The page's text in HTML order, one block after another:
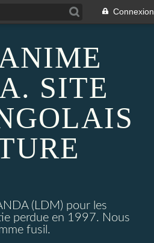
Connexion
SITE
(LDM) pour les
perdue en 1997. Nous
fusil.